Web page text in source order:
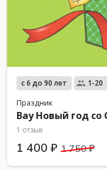
с 6 до 90 лет 1-20
Праздник
Вау Новый год
1 отзыв
1 400 ₽ 1 750 ₽